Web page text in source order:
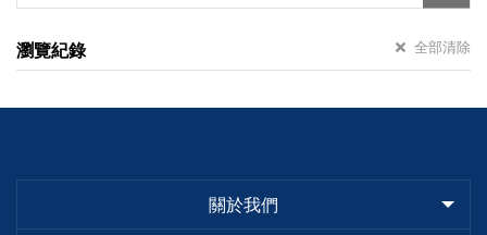
瀏覽紀錄 全部清除
關於我們